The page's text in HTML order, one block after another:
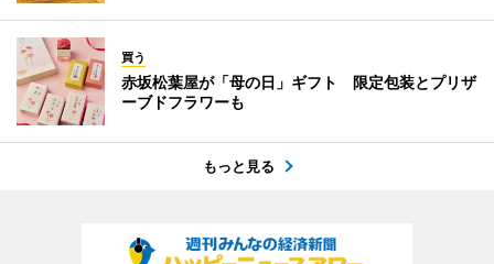
買う
赤坂松葉屋が「母の日」ギフト 限定包装とプリザ
ーブドフラワーも
もっと見る